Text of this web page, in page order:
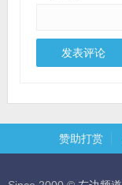
赞助打赏